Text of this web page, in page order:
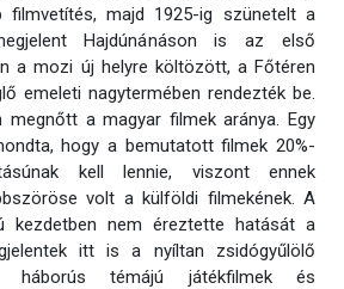
filmvetítés, majd 1925-ig szünetelt a
Hajdúnánáson is az első
a mozi új helyre költözött, a Főtéren
emeleti nagytermében rendezték be.
megnőtt a magyar filmek aránya. Egy
hogy a bemutatott filmek 20%-
kell lennie, viszont ennek
volt a külföldi filmekének. A
kezdetben nem éreztette hatását a
itt is a nyíltan zsidógyűlölő
témájú játékfilmek és